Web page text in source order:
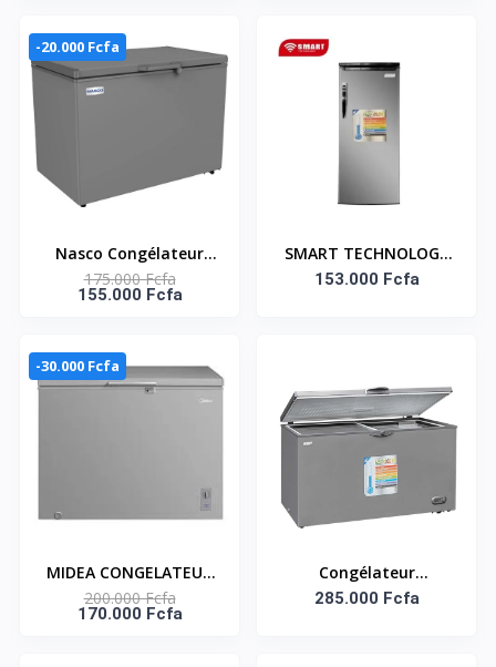
-20.000 Fcfa
Nasco Congélateur
Horizontal - 270L -
SNAS-450 - Gris
175.000 Fcfa
155.000 Fcfa
SMART TECHNOLOGY
Congélateur Vertical
153.000 Fcfa
-30.000 Fcfa
MIDEA CONGELATEUR
HORIZONTAL 294LT
INVERTER R600A -
200.000 Fcfa
170.000 Fcfa
Congélateur
Horizontal STCC-
285.000 Fcfa